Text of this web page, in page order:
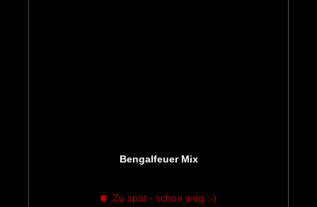
Bengalfeuer Mix
Zu spät - schon weg ;-)